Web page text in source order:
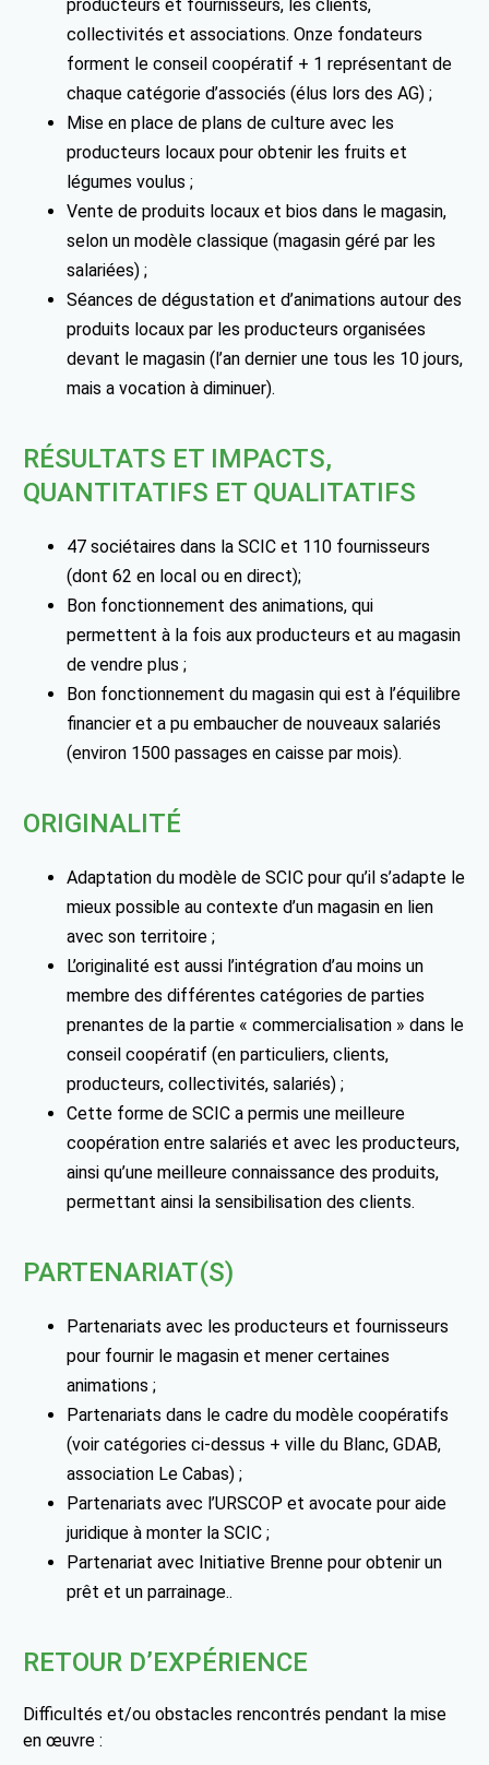
producteurs et fournisseurs, les clients,
collectivités et associations. Onze fondateurs
forment le conseil coopératif + 1 représentant de
chaque catégorie d’associés (élus lors des AG) ;
Mise en place de plans de culture avec les
producteurs locaux pour obtenir les fruits et
légumes voulus ;
Vente de produits locaux et bios dans le magasin,
selon un modèle classique (magasin géré par les
salariées) ;
Séances de dégustation et d’animations autour des
produits locaux par les producteurs organisées
devant le magasin (l’an dernier une tous les 10 jours,
mais a vocation à diminuer).
RÉSULTATS ET IMPACTS,
QUANTITATIFS ET QUALITATIFS
47 sociétaires dans la SCIC et 110 fournisseurs
(dont 62 en local ou en direct);
Bon fonctionnement des animations, qui
permettent à la fois aux producteurs et au magasin
de vendre plus ;
Bon fonctionnement du magasin qui est à l’équilibre
financier et a pu embaucher de nouveaux salariés
(environ 1500 passages en caisse par mois).
ORIGINALITÉ
Adaptation du modèle de SCIC pour qu’il s’adapte le
mieux possible au contexte d’un magasin en lien
avec son territoire ;
L’originalité est aussi l’intégration d’au moins un
membre des différentes catégories de parties
prenantes de la partie « commercialisation » dans le
conseil coopératif (en particuliers, clients,
producteurs, collectivités, salariés) ;
Cette forme de SCIC a permis une meilleure
coopération entre salariés et avec les producteurs,
ainsi qu’une meilleure connaissance des produits,
permettant ainsi la sensibilisation des clients.
PARTENARIAT(S)
Partenariats avec les producteurs et fournisseurs
pour fournir le magasin et mener certaines
animations ;
Partenariats dans le cadre du modèle coopératifs
(voir catégories ci-dessus + ville du Blanc, GDAB,
association Le Cabas) ;
Partenariats avec l’URSCOP et avocate pour aide
juridique à monter la SCIC ;
Partenariat avec Initiative Brenne pour obtenir un
prêt et un parrainage..
RETOUR D’EXPÉRIENCE
Difficultés et/ou obstacles rencontrés pendant la mise
en œuvre :